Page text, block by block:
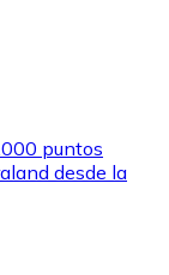
puntos
desde la